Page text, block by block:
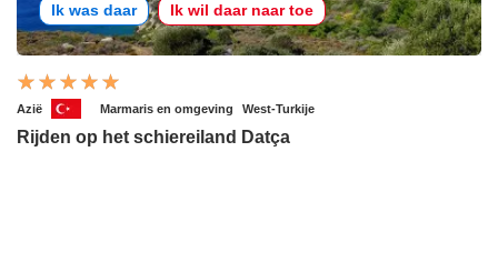
Ik was daar Ik wil daar naar toe
Azië Marmaris en omgeving West-Turkije
Rijden op het schiereiland Datça